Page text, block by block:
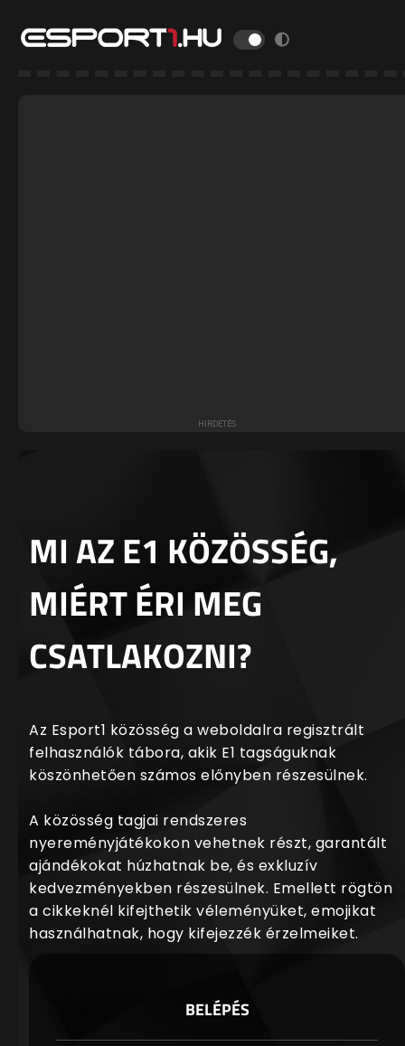
MI AZ E1 KÖZÖSSÉG,
MIÉRT ÉRI MEG
CSATLAKOZNI?
Az Esport1 közösség a weboldalra regisztrált
felhasználók tábora, akik E1 tagságuknak
köszönhetően számos előnyben részesülnek.
A közösség tagjai rendszeres
nyereményjátékokon vehetnek részt, garantált
ajándékokat húzhatnak be, és exkluzív
kedvezményekben részesülnek. Emellett rögtön
a cikkeknél kifejthetik véleményüket, emojikat
használhatnak, hogy kifejezzék érzelmeiket.
BELÉPÉS